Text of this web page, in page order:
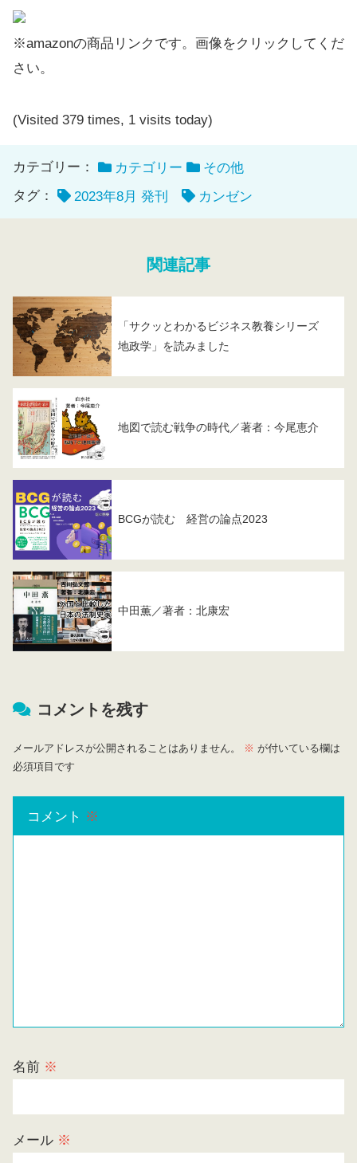
※amazonの商品リンクです。画像をクリックしてくだ
さい。
(Visited 379 times, 1 visits today)
カテゴリー： カテゴリー
その他
タグ：
2023年8月 発刊 カンゼン
関連記事
「サクッとわかるビジネス教養シリーズ
地政学」を読みました
地図で読む戦争の時代／著者：今尾恵介
BCGが読む 経営の論点2023
中田薫／著者：北康宏
コメントを残す
メールアドレスが公開されることはありません。 ※ が付いている欄は
必須項目です
コメント ※
名前 ※
メール ※